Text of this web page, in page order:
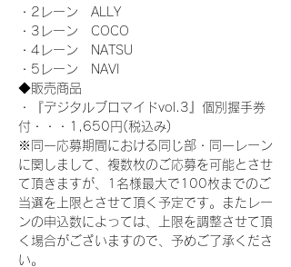
・2レーン　ALLY
・3レーン　COCO
・4レーン　NATSU
・5レーン　NAVI
◆販売商品
・『デジタルブロマイドvol.3』個別握手券
付・・・1,650円(税込み)
※同一応募期間における同じ部・同一レーン
に関しまして、複数枚のご応募を可能とさせ
て頂きますが、1名様最大で100枚までのご
当選を上限とさせて頂く予定です。またレー
ンの申込数によっては、上限を調整させて頂
く場合がございますので、予めご了承くださ
い。